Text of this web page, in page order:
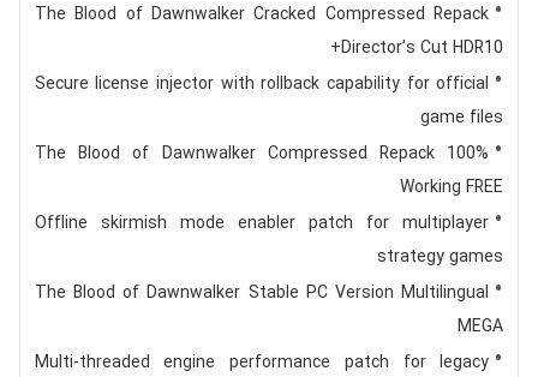
The Blood of Dawnwalker Cracked Compressed Repack
Director’s Cut HDR10+
Secure license injector with rollback capability for official
game files
The Blood of Dawnwalker Compressed Repack 100%
Working FREE
Offline skirmish mode enabler patch for multiplayer
strategy games
The Blood of Dawnwalker Stable PC Version Multilingual
MEGA
Multi-threaded engine performance patch for legacy